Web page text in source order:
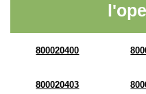
800020400
800020403